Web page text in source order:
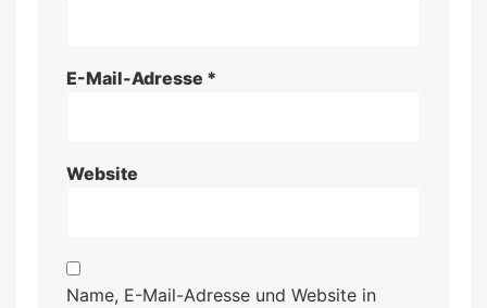
E-Mail-Adresse *
Website
Name, E-Mail-Adresse und Website in